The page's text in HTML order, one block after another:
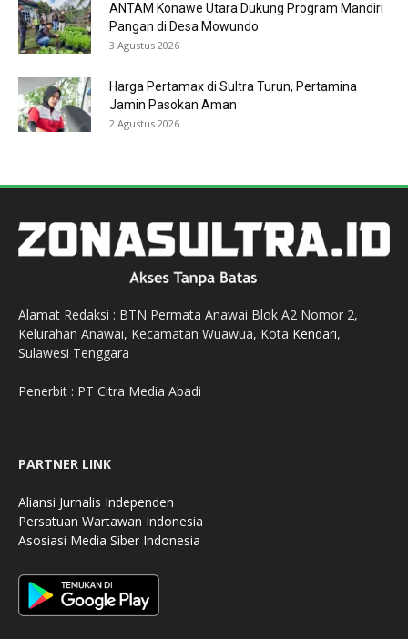
ANTAM Konawe Utara Dukung Program Mandiri
Pangan di Desa Mowundo
3 Agustus 2026
Harga Pertamax di Sultra Turun, Pertamina
Jamin Pasokan Aman
2 Agustus 2026
Alamat Redaksi : BTN Permata Anawai Blok A2 Nomor 2,
Kelurahan Anawai, Kecamatan Wuawua, Kota Kendari,
Sulawesi Tenggara
Penerbit : PT Citra Media Abadi
PARTNER LINK
Aliansi Jurnalis Independen
Persatuan Wartawan Indonesia
Asosiasi Media Siber Indonesia